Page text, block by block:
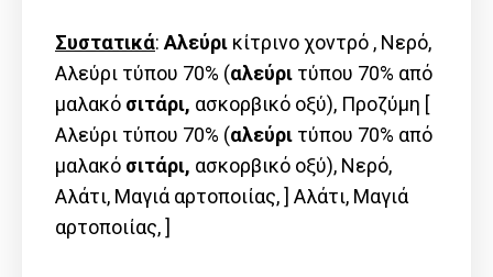
Συστατικά: Αλεύρι κίτρινο χοντρό , Νερό,
Αλεύρι τύπου 70% (αλεύρι τύπου 70% από
μαλακό σιτάρι, ασκορβικό οξύ), Προζύμη [
Αλεύρι τύπου 70% (αλεύρι τύπου 70% από
μαλακό σιτάρι, ασκορβικό οξύ), Νερό,
Αλάτι, Μαγιά αρτοποιίας, ] Αλάτι, Μαγιά
αρτοποιίας, ]